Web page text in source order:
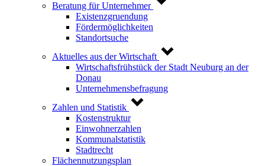
Beratung für Unternehmer
Existenzgruendung
Fördermöglichkeiten
Standortsuche
Aktuelles aus der Wirtschaft
Wirtschaftsfrühstück der Stadt Neuburg an der
Donau
Unternehmensbefragung
Zahlen und Statistik
Kostenstruktur
Einwohnerzahlen
Kommunalstatistik
Stadtrecht
Flächennutzungsplan